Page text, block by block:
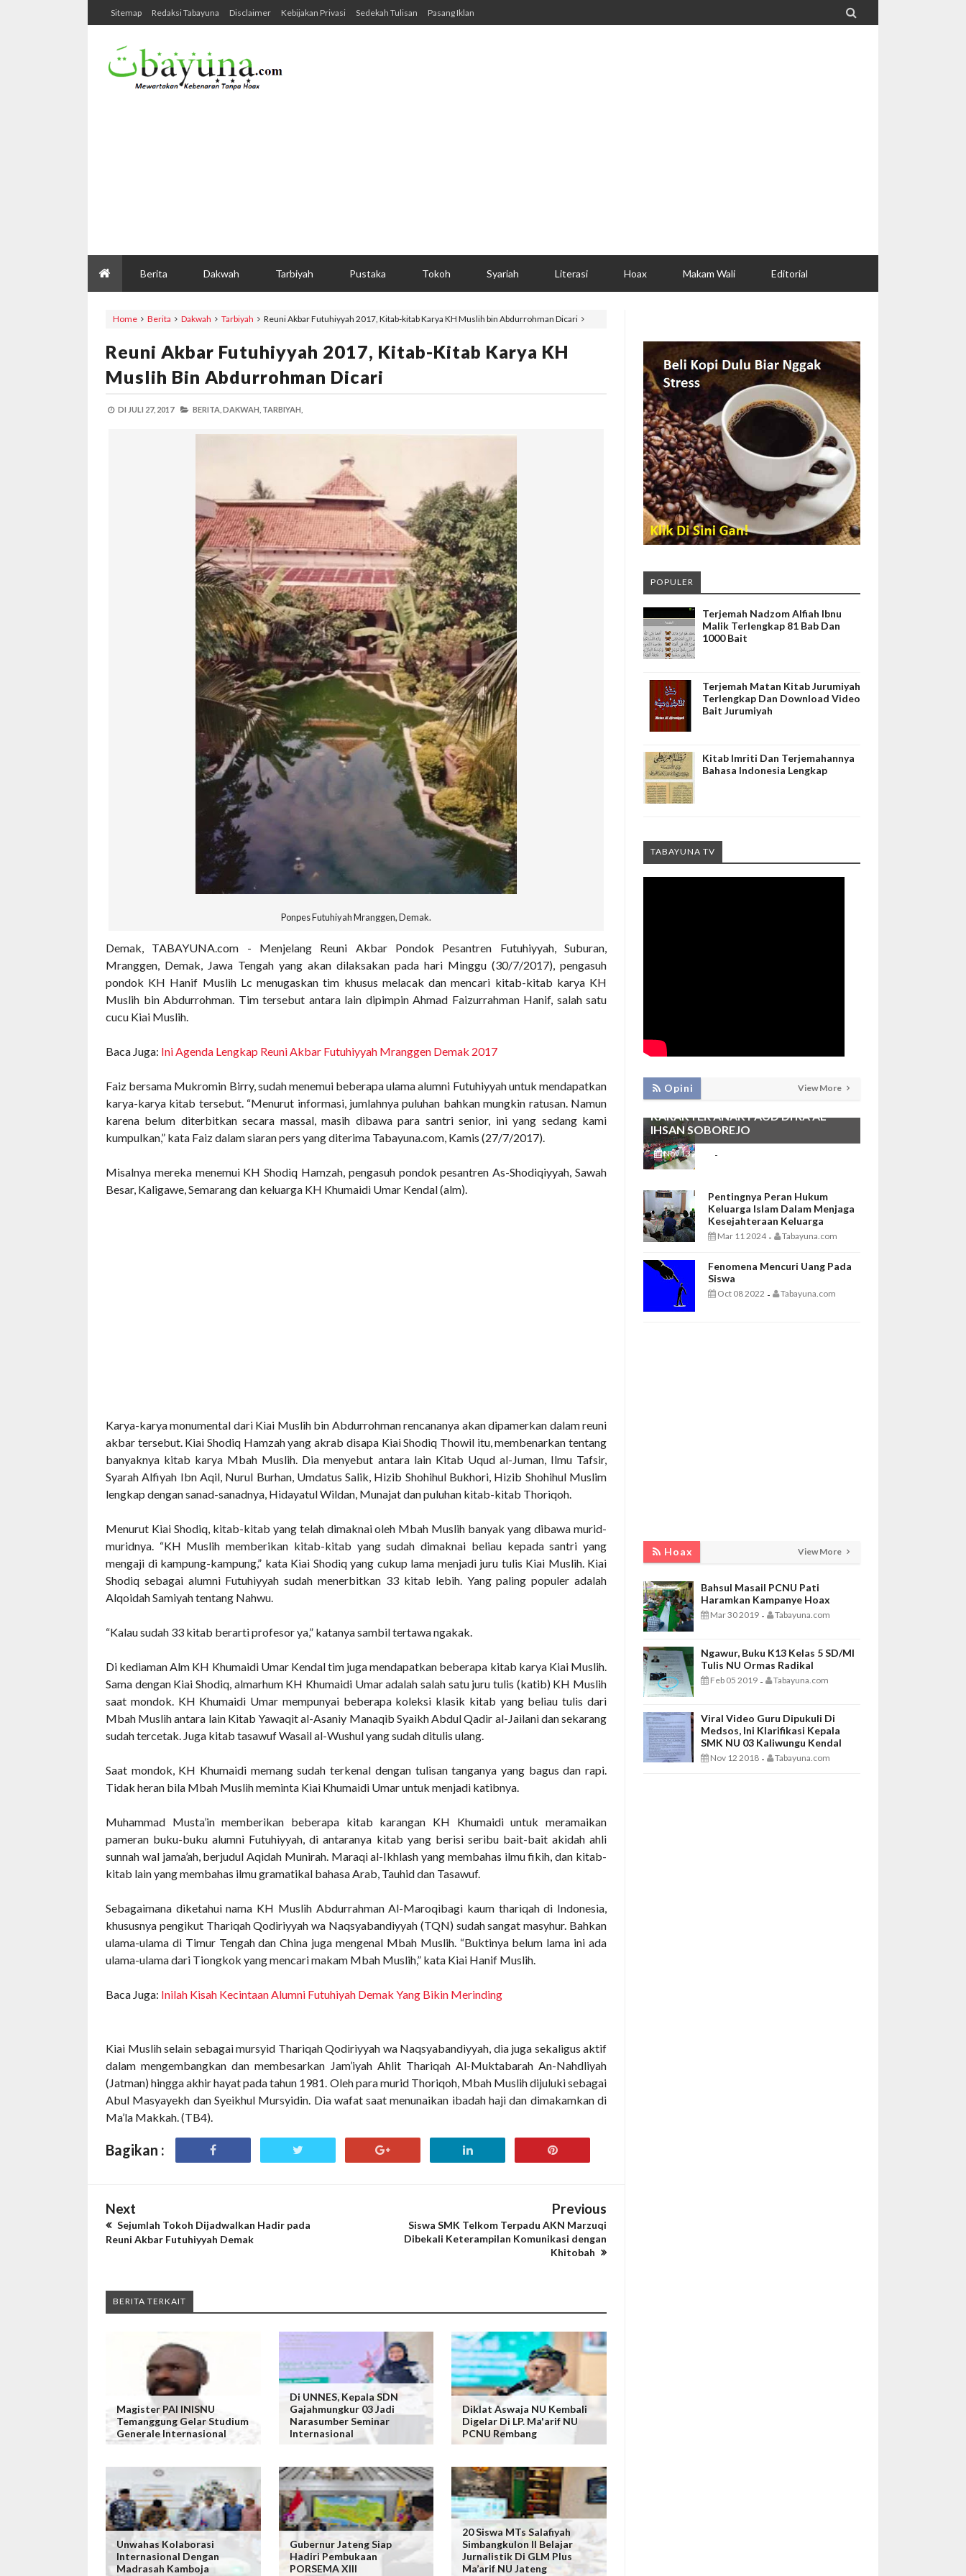
Sitemap Redaksi Tabayuna Disclaimer Kebijakan Privasi Sedekah Tulisan Pasang Iklan 
Berita Dakwah Tarbiyah Pustaka Tokoh Syariah Literasi Hoax Makam Wali Editorial
Home Berita Dakwah Tarbiyah Reuni Akbar Futuhiyyah 2017, Kitab-kitab Karya KH Muslih bin Abdurrohman Dicari
Reuni Akbar Futuhiyyah 2017, Kitab-Kitab Karya KH
Muslih Bin Abdurrohman Dicari
DI JULI 27, 2017 BERITA, DAKWAH, TARBIYAH,
Ponpes Futuhiyah Mranggen, Demak.
Demak, TABAYUNA.com - Menjelang Reuni Akbar Pondok Pesantren Futuhiyyah, Suburan,
Mranggen, Demak, Jawa Tengah yang akan dilaksakan pada hari Minggu (30/7/2017), pengasuh
pondok KH Hanif Muslih Lc menugaskan tim khusus melacak dan mencari kitab-kitab karya KH
Muslih bin Abdurrohman. Tim tersebut antara lain dipimpin Ahmad Faizurrahman Hanif, salah satu
cucu Kiai Muslih.
Baca Juga: Ini Agenda Lengkap Reuni Akbar Futuhiyyah Mranggen Demak 2017
Faiz bersama Mukromin Birry, sudah menemui beberapa ulama alumni Futuhiyyah untuk mendapatkan
karya-karya kitab tersebut. “Menurut informasi, jumlahnya puluhan bahkan mungkin ratusan. Namun
karena belum diterbitkan secara massal, masih dibawa para santri senior, ini yang sedang kami
kumpulkan,” kata Faizdalam siaran pers yang diterima Tabayuna.com, Kamis (27/7/2017).
Misalnya mereka menemui KH Shodiq Hamzah, pengasuh pondok pesantren As-Shodiqiyyah, Sawah
Besar, Kaligawe, Semarang dan keluarga KH Khumaidi Umar Kendal (alm).
Karya-karya monumental dari Kiai Muslih bin Abdurrohman rencananya akan dipamerkan dalam reuni
akbar tersebut. Kiai Shodiq Hamzah yang akrab disapa Kiai Shodiq Thowil itu, membenarkan tentang
banyaknya kitab karya Mbah Muslih. Dia menyebut antara lain Kitab Uqud al-Juman, Ilmu Tafsir,
Syarah Alfiyah Ibn Aqil, Nurul Burhan, Umdatus Salik, Hizib Shohihul Bukhori, Hizib Shohihul Muslim
lengkap dengan sanad-sanadnya, Hidayatul Wildan, Munajat dan puluhan kitab-kitab Thoriqoh.
Menurut Kiai Shodiq, kitab-kitab yang telah dimaknai oleh Mbah Muslih banyak yang dibawa murid-
muridnya. “KH Muslih memberikan kitab-kitab yang sudah dimaknai beliau kepada santri yang
mengaji di kampung-kampung,” kata Kiai Shodiq yang cukup lama menjadi juru tulis Kiai Muslih. Kiai
Shodiq sebagai alumni Futuhiyyah sudah menerbitkan 33 kitab lebih. Yang paling populer adalah
Alqoidah Samiyah tentang Nahwu.
“Kalau sudah 33 kitab berarti profesor ya,” katanya sambil tertawa ngakak.
Di kediaman Alm KH Khumaidi Umar Kendal tim juga mendapatkan beberapa kitab karya Kiai Muslih.
Sama dengan Kiai Shodiq, almarhum KH Khumaidi Umar adalah salah satu juru tulis (katib) KH Muslih
saat mondok. KH Khumaidi Umar mempunyai beberapa koleksi klasik kitab yang beliau tulis dari
Mbah Muslih antara lain Kitab Yawaqit al-Asaniy Manaqib Syaikh Abdul Qadir al-Jailani dan sekarang
sudah tercetak. Juga kitab tasawuf Wasail al-Wushul yang sudah ditulis ulang.
Saat mondok, KH Khumaidi memang sudah terkenal dengan tulisan tanganya yang bagus dan rapi.
Tidak heran bila Mbah Muslih meminta Kiai Khumaidi Umar untuk menjadi katibnya.
Muhammad Musta’in memberikan beberapa kitab karangan KH Khumaidi untuk meramaikan
pameran buku-buku alumni Futuhiyyah, di antaranya kitab yang berisi seribu bait-bait akidah ahli
sunnah wal jama’ah, berjudul Aqidah Munirah. Maraqi al-Ikhlash yang membahas ilmu fikih, dan kitab-
kitab lain yang membahas ilmu gramatikal bahasa Arab, Tauhid dan Tasawuf.
Sebagaimana diketahui nama KH Muslih Abdurrahman Al-Maroqibagi kaum thariqah di Indonesia,
khususnya pengikut Thariqah Qodiriyyah wa Naqsyabandiyyah (TQN) sudah sangat masyhur. Bahkan
ulama-ulama di Timur Tengah dan China juga mengenal Mbah Muslih. “Buktinya belum lama ini ada
ulama-ulama dari Tiongkok yang mencari makam Mbah Muslih,” kata Kiai Hanif Muslih.
Baca Juga: Inilah Kisah Kecintaan Alumni Futuhiyah Demak Yang Bikin Merinding
Kiai Muslih selain sebagai mursyid Thariqah Qodiriyyah wa Naqsyabandiyyah, dia juga sekaligus aktif
dalam mengembangkan dan membesarkan Jam’iyah Ahlit Thariqah Al-Muktabarah An-Nahdliyah
(Jatman) hingga akhir hayat pada tahun 1981. Oleh para murid Thoriqoh, Mbah Muslih dijuluki sebagai
Abul Masyayekh dan Syeikhul Mursyidin. Dia wafat saat menunaikan ibadah haji dan dimakamkan di
Ma’la Makkah.(TB4).
Bagikan :
Next
Sejumlah Tokoh Dijadwalkan Hadir pada
Reuni Akbar Futuhiyyah Demak
Previous
Siswa SMK Telkom Terpadu AKN Marzuqi
Dibekali Keterampilan Komunikasi dengan
Khitobah
BERITA TERKAIT
Magister PAI INISNU
Temanggung Gelar Studium
Generale Internasional
Di UNNES, Kepala SDN
Gajahmungkur 03 Jadi
Narasumber Seminar
Internasional
Diklat Aswaja NU Kembali
Digelar Di LP. Ma'arif NU
PCNU Rembang
Unwahas Kolaborasi
Internasional Dengan
Madrasah Kamboja
Gubernur Jateng Siap
Hadiri Pembukaan
PORSEMA XIII
20 Siswa MTs Salafiyah
Simbangkulon II Belajar
Jurnalistik Di GLM Plus
Ma’arif NU Jateng
POPULER
Terjemah Nadzom Alfiah Ibnu
Malik Terlengkap 81 Bab Dan
1000 Bait
Terjemah Matan Kitab Jurumiyah
Terlengkap Dan Download Video
Bait Jurumiyah
Kitab Imriti Dan Terjemahannya
Bahasa Indonesia Lengkap
TABAYUNA TV
Opini View More
PEMBIASAAN SHALAT DHUHA DAN
MENGAJI SEBAGAI FONDASI
KARAKTER ANAK PAUD DI RA AL
IHSAN SOBOREJO
Nov 13 2025 -
Pentingnya Peran Hukum
Keluarga Islam Dalam Menjaga
Kesejahteraan Keluarga
Mar 11 2024 - Tabayuna.com
Fenomena Mencuri Uang Pada
Siswa
Oct 08 2022 - Tabayuna.com
Hoax View More
Bahsul Masail PCNU Pati
Haramkan Kampanye Hoax
Mar 30 2019 - Tabayuna.com
Ngawur, Buku K13 Kelas 5 SD/MI
Tulis NU Ormas Radikal
Feb 05 2019 - Tabayuna.com
Viral Video Guru Dipukuli Di
Medsos, Ini Klarifikasi Kepala
SMK NU 03 Kaliwungu Kendal
Nov 12 2018 - Tabayuna.com